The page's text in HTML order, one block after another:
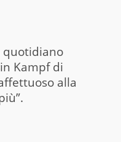
quotidiano
Kampf di
alla